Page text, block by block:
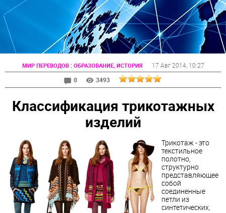
МИР ПЕРЕВОДОВ: ОБРАЗОВАНИЕ, ИСТОРИЯ 17 Авг 2014, 10:27
0
3493
Классификация трикотажных
изделий
Трикотаж - это
текстильное
полотно,
структурно
представляющее
собой
соединенные
петли из
синтетических,